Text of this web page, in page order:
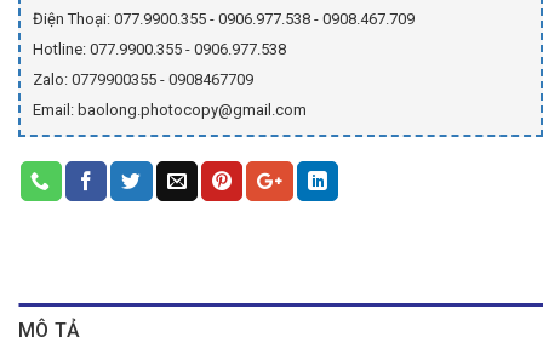
Điện Thoại: 077.9900.355 - 0906.977.538 - 0908.467.709
Hotline: 077.9900.355 - 0906.977.538
Zalo: 0779900355 - 0908467709
Email: baolong.photocopy@gmail.com
MÔ TẢ